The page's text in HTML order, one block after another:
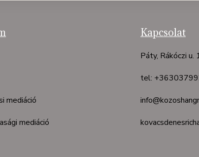
mediáció
mediáció
Kapcsolat
Páty, Rákóczi u.
tel: